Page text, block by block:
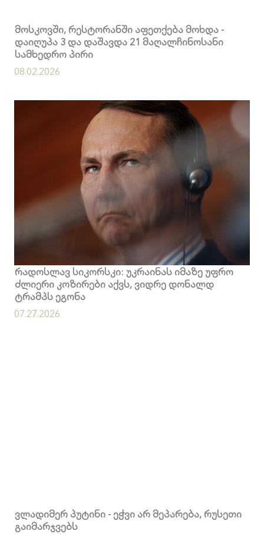
მოსკოვში, რესტორანში აფეთქება მოხდა -
დაიღუპა 3 და დაშავდა 21 მაღალჩინოსანი
სამხედრო პირი
08.02.2026
რადოსლავ სიკორსკი: უკრაინას იმაზე უფრო
ძლიერი კოზირები აქვს, ვიდრე დონალდ
ტრამპს ეგონა
07.27.2026
ვლადიმერ პუტინი - ეჭვი არ მეპარება, რუსეთი
გაიმარჯვებს